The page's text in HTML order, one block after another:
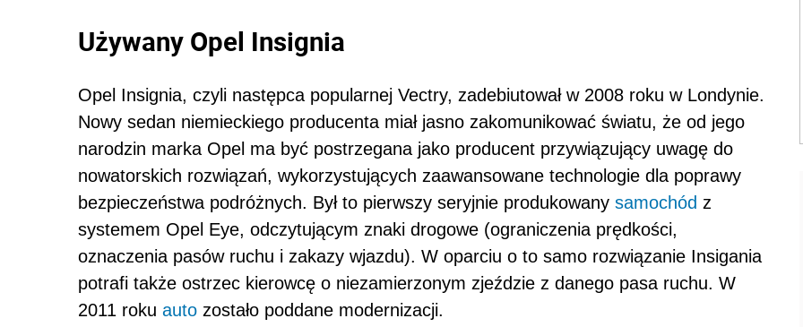
Używany Opel Insignia
Opel Insignia, czyli następca popularnej Vectry, zadebiutował w 2008 roku w Londynie.
Nowy sedan niemieckiego producenta miał jasno zakomunikować światu, że od jego
narodzin marka Opel ma być postrzegana jako producent przywiązujący uwagę do
nowatorskich rozwiązań, wykorzystujących zaawansowane technologie dla poprawy
bezpieczeństwa podróżnych. Był to pierwszy seryjnie produkowany samochód z
systemem Opel Eye, odczytującym znaki drogowe (ograniczenia prędkości,
oznaczenia pasów ruchu i zakazy wjazdu). W oparciu o to samo rozwiązanie Insigania
potrafi także ostrzec kierowcę o niezamierzonym zjeździe z danego pasa ruchu. W
2011 roku auto zostało poddane modernizacji.